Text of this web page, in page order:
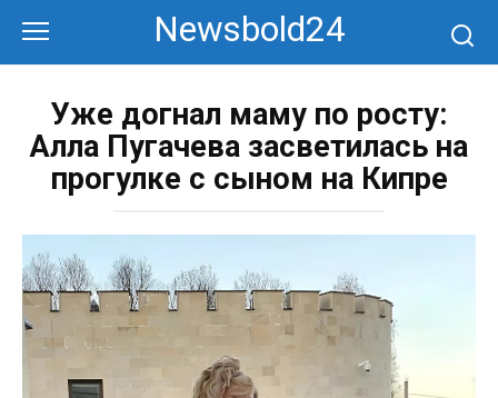
контенту
Newsbold24
Уже догнал маму по росту:
Алла Пугачева засветилась на
прогулке с сыном на Кипре